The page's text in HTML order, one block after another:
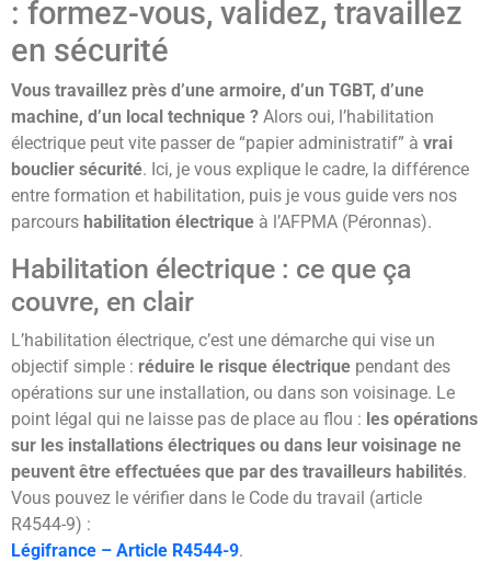
: formez-vous, validez, travaillez
en sécurité
Vous travaillez près d’une armoire, d’un TGBT, d’une
machine, d’un local technique ? Alors oui, l’habilitation
électrique peut vite passer de “papier administratif” à vrai
bouclier sécurité. Ici, je vous explique le cadre, la différence
entre formation et habilitation, puis je vous guide vers nos
parcours habilitation électrique à l’AFPMA (Péronnas).
Habilitation électrique : ce que ça
couvre, en clair
L’habilitation électrique, c’est une démarche qui vise un
objectif simple : réduire le risque électrique pendant des
opérations sur une installation, ou dans son voisinage. Le
point légal qui ne laisse pas de place au flou : les opérations
sur les installations électriques ou dans leur voisinage ne
peuvent être effectuées que par des travailleurs habilités.
Vous pouvez le vérifier dans le Code du travail (article
R4544-9) :
Légifrance – Article R4544-9.